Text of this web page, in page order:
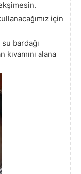
için
bardağı
alana